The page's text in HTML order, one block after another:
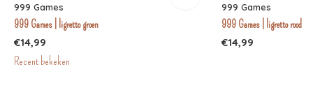
999 Games
999 Games | ligretto groen
€14,99
999 Games
999 Games | ligretto rood
€14,99
Recent bekeken